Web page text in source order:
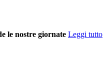
le nostre giornate Leggi tutto